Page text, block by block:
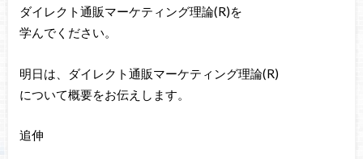
ダイレクト通販マーケティング理論(R)を
学んでください。
明日は、ダイレクト通販マーケティング理論(R)
について概要をお伝えします。
追伸